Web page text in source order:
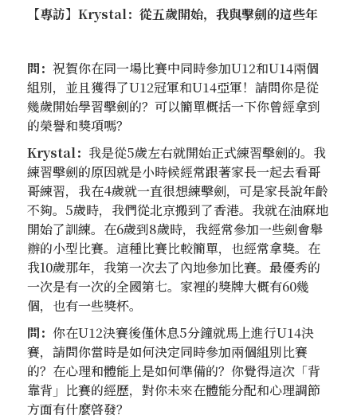
【專訪】Krystal：從五歲開始，我與擊劍的這些年
問： 祝賀你在同一場比賽中同時參加U12和U14兩個
組別，並且獲得了U12冠軍和U14亞軍！請問你是從
幾歲開始學習擊劍的？可以簡單概括一下你曾經拿到
的榮譽和獎項嗎？
Krystal： 我是從5歲左右就開始正式練習擊劍的。我
練習擊劍的原因就是小時候經常跟著家長一起去看哥
哥練習，我在4歲就一直很想練擊劍，可是家長說年齡
不夠。5歲時，我們從北京搬到了香港。我就在油麻地
開始了訓練。在6歲到8歲時，我經常參加一些劍會舉
辦的小型比賽。這種比賽比較簡單，也經常拿獎。在
我10歲那年，我第一次去了內地參加比賽。最優秀的
一次是有一次的全國第七。家裡的獎牌大概有60幾
個，也有一些獎杯。
問： 你在U12決賽後僅休息5分鐘就馬上進行U14決
賽，請問你當時是如何決定同時參加兩個組別比賽
的？在心理和體能上是如何準備的？你覺得這次「背
靠背」比賽的經歷，對你未來在體能分配和心理調節
方面有什麼啓發？